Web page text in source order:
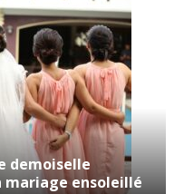
demoiselle
mariage ensoleillé